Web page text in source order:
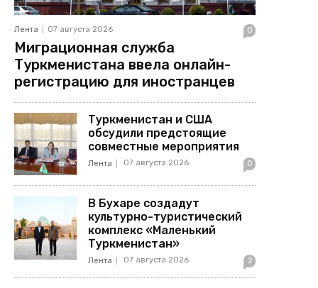
Лента 07 августа 2026 0
Миграционная служба
Туркменистана ввела онлайн-
регистрацию для иностранцев
Туркменистан и США
обсудили предстоящие
совместные мероприятия
Лента 07 августа 2026 0
В Бухаре создадут
культурно-туристический
комплекс «Маленький
Туркменистан»
Лента 07 августа 2026 2